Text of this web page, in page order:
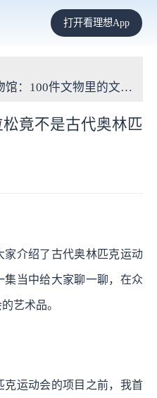
打开看理想App
：100件文物里的文明故事
竟不是古代奥林匹
介绍了古代奥林匹克运动
当中给大家聊一聊，在众
艺术品。
运动会的项目之前，我首